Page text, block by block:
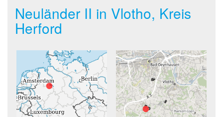
Neuländer II in Vlotho, Kreis
Herford